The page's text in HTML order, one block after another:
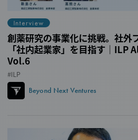
Interview
創薬研究の事業化に挑戦。社外
「社内起業家」を目指す｜
Vol.6
ILP
Beyond Next Ventures